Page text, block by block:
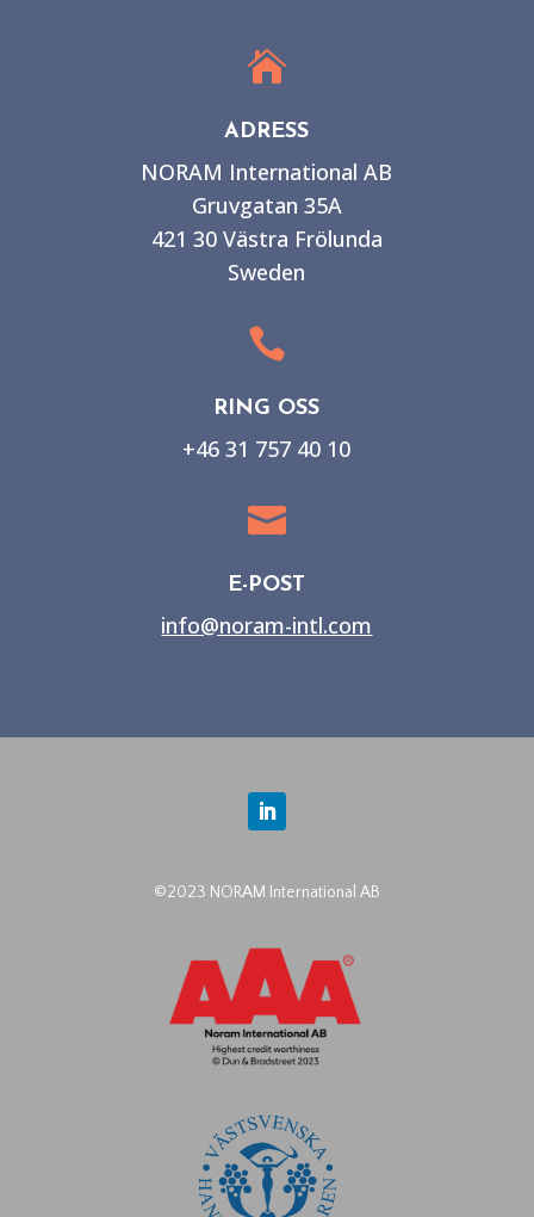

ADRESS
NORAM International AB
Gruvgatan 35A
421 30 Västra Frölunda
Sweden

RING OSS
+46 31 757 40 10

E-POST
info@noram-intl.com
©2023 NORAM International AB